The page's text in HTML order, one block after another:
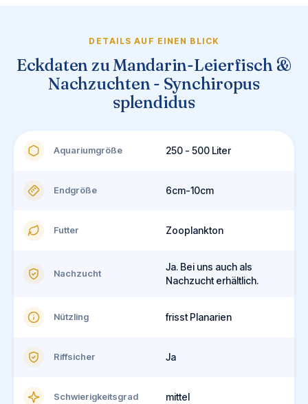
DETAILS AUF EINEN BLICK
Eckdaten zu Mandarin-Leierfisch &
Nachzuchten - Synchiropus
splendidus
Aquariumgröße 250 - 500 Liter
Endgröße 6cm-10cm
Futter Zooplankton
Nachzucht
Ja. Bei uns auch als
Nachzucht erhältlich.
Nützling frisst Planarien
Riffsicher Ja
Schwierigkeitsgrad mittel